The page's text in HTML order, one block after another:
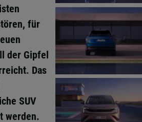
für
der Gipfel
Das
SUV
werden.